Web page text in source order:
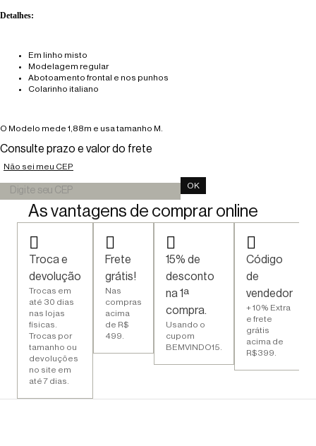
Detalhes:
Em linho misto
Modelagem regular
Abotoamento frontal e nos punhos
Colarinho italiano
O Modelo mede 1,88m e usa tamanho M.
Consulte prazo e valor do frete
Não sei meu CEP
OK
As vantagens de comprar online
Troca e
devolução
Trocas em
até 30 dias
nas lojas
físicas.
Trocas por
tamanho ou
devoluções
no site em
até 7 dias.
Frete
grátis!
Nas
compras
acima
de R$
499.
15% de
desconto
na 1ª
compra.
Usando o
cupom
BEMVINDO15.
Código
de
vendedor
+ 10% Extra
e frete
grátis
acima de
R$399.